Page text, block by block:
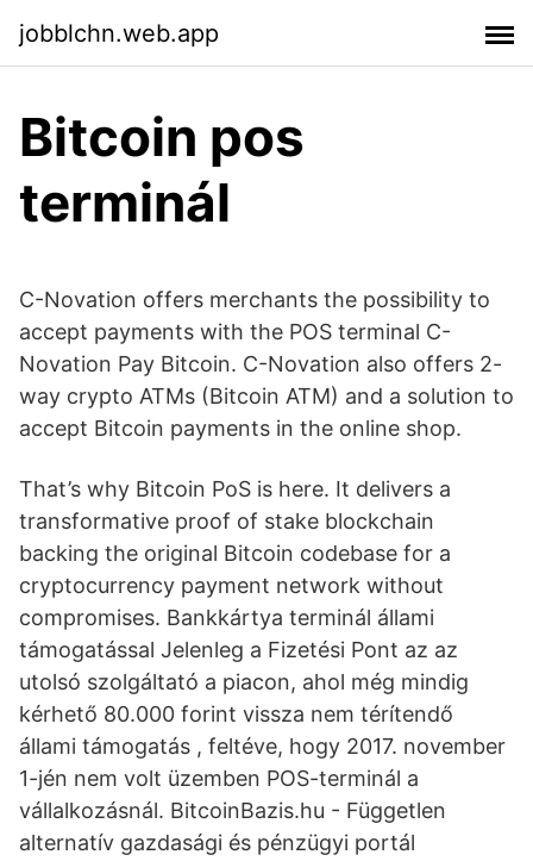
jobblchn.web.app
Bitcoin pos
terminál
C-Novation offers merchants the possibility to
accept payments with the POS terminal C-
Novation Pay Bitcoin. C-Novation also offers 2-
way crypto ATMs (Bitcoin ATM) and a solution to
accept Bitcoin payments in the online shop.
That’s why Bitcoin PoS is here. It delivers a
transformative proof of stake blockchain
backing the original Bitcoin codebase for a
cryptocurrency payment network without
compromises. Bankkártya terminál állami
támogatással Jelenleg a Fizetési Pont az az
utolsó szolgáltató a piacon, ahol még mindig
kérhető 80.000 forint vissza nem térítendő
állami támogatás , feltéve, hogy 2017. november
1-jén nem volt üzemben POS-terminál a
vállalkozásnál. BitcoinBazis.hu - Független
alternatív gazdasági és pénzügyi portál